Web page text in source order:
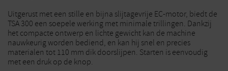
Uitgerust met een stille en bijna slijtagevrije EC-motor, biedt de
TSA 300 een soepele werking met minimale trillingen. Dankzij
het compacte ontwerp en lichte gewicht kan de machine
nauwkeurig worden bediend, en kan hij snel en precies
materialen tot 110 mm dik doorslijpen. Starten is eenvoudig
met een druk op de knop.